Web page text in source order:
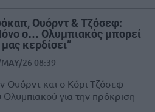
Ουόρντ & Τζόσεφ:
ο… Ολυμπιακός μπορεί
κερδίσει”
26 08:39
Ουόρντ και ο Κόρι Τζόσεφ
για την πρόκριση